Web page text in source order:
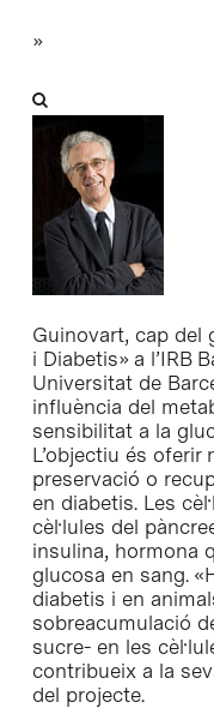
»
Guinovart, cap del
i Diabetis» a l’IRB
Universitat de
influència del
sensibilitat a la
L’objectiu és
preservació o
en diabetis. Les
cèl·lules del
insulina, hormona
glucosa en sang.
diabetis i en
sobreacumulació
sucre- en les
contribueix a la
del projecte.